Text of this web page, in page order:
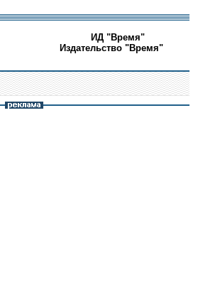
ИД "Время"
Издательство "Время"